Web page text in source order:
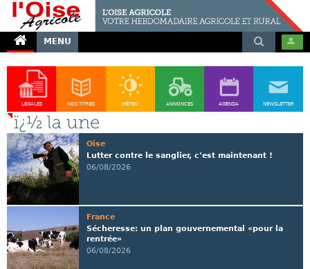
MENU
LÉGALES NOS TITRES MÉTÉO ANNONCES AGENDA NEWSLETTER
ï¿½ la une
Oise
Lutter contre le sanglier, c’est maintenant !
06/08/2026
France
Sécheresse: un plan gouvernemental «pour la
rentrée»
06/08/2026